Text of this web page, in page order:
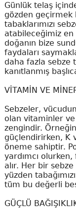
Günlük telaş
gözden geçirmek
tabaklarımızı
atabileceğimiz en
doğanın bize
faydaları
daha fazla sebze
kanıtlanmış
VİTAMİN VE
Sebzeler,
olan vitaminler ve
zengindir.
güçlendirirken, K
öneme sahiptir.
yardımcı
alır. Her bir
yüzden
tüm bu değerli
GÜÇLÜ